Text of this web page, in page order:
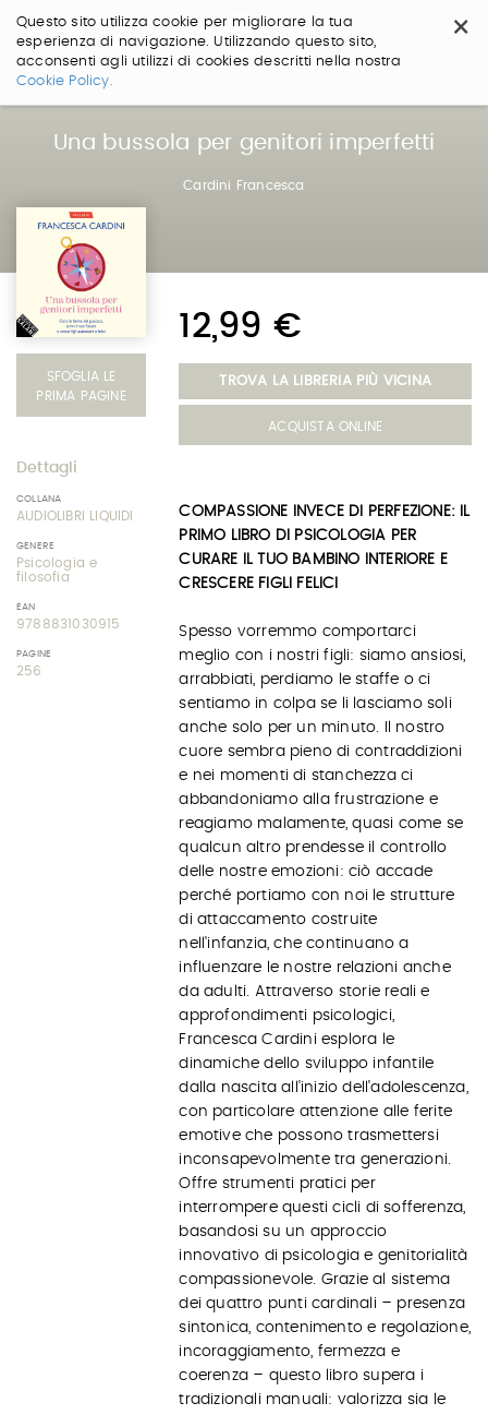
×
Questo sito utilizza cookie per migliorare la tua
esperienza di navigazione. Utilizzando questo sito,
acconsenti agli utilizzi di cookies descritti nella nostra
Cookie Policy.
Salta
Una bussola per genitori imperfetti
Cardini Francesca
SFOGLIA LE
PRIMA PAGINE
Dettagli
COLLANA
AUDIOLIBRI LIQUIDI
GENERE
Psicologia e
filosofia
EAN
9788831030915
PAGINE
256
12,99 €
TROVA LA LIBRERIA PIÙ VICINA
ACQUISTA ONLINE
COMPASSIONE INVECE DI PERFEZIONE: IL
PRIMO LIBRO DI PSICOLOGIA PER
CURARE IL TUO BAMBINO INTERIORE E
CRESCERE FIGLI FELICI
Spesso vorremmo comportarci
meglio con i nostri figli: siamo ansiosi,
arrabbiati, perdiamo le staffe o ci
sentiamo in colpa se li lasciamo soli
anche solo per un minuto. Il nostro
cuore sembra pieno di contraddizioni
e nei momenti di stanchezza ci
abbandoniamo alla frustrazione e
reagiamo malamente, quasi come se
qualcun altro prendesse il controllo
delle nostre emozioni: ciò accade
perché portiamo con noi le strutture
di attaccamento costruite
nell'infanzia, che continuano a
influenzare le nostre relazioni anche
da adulti. Attraverso storie reali e
approfondimenti psicologici,
Francesca Cardini esplora le
dinamiche dello sviluppo infantile
dalla nascita all'inizio dell'adolescenza,
con particolare attenzione alle ferite
emotive che possono trasmettersi
inconsapevolmente tra generazioni.
Offre strumenti pratici per
interrompere questi cicli di sofferenza,
basandosi su un approccio
innovativo di psicologia e genitorialità
compassionevole. Grazie al sistema
dei quattro punti cardinali – presenza
sintonica, contenimento e regolazione,
incoraggiamento, fermezza e
coerenza – questo libro supera i
tradizionali manuali: valorizza sia le